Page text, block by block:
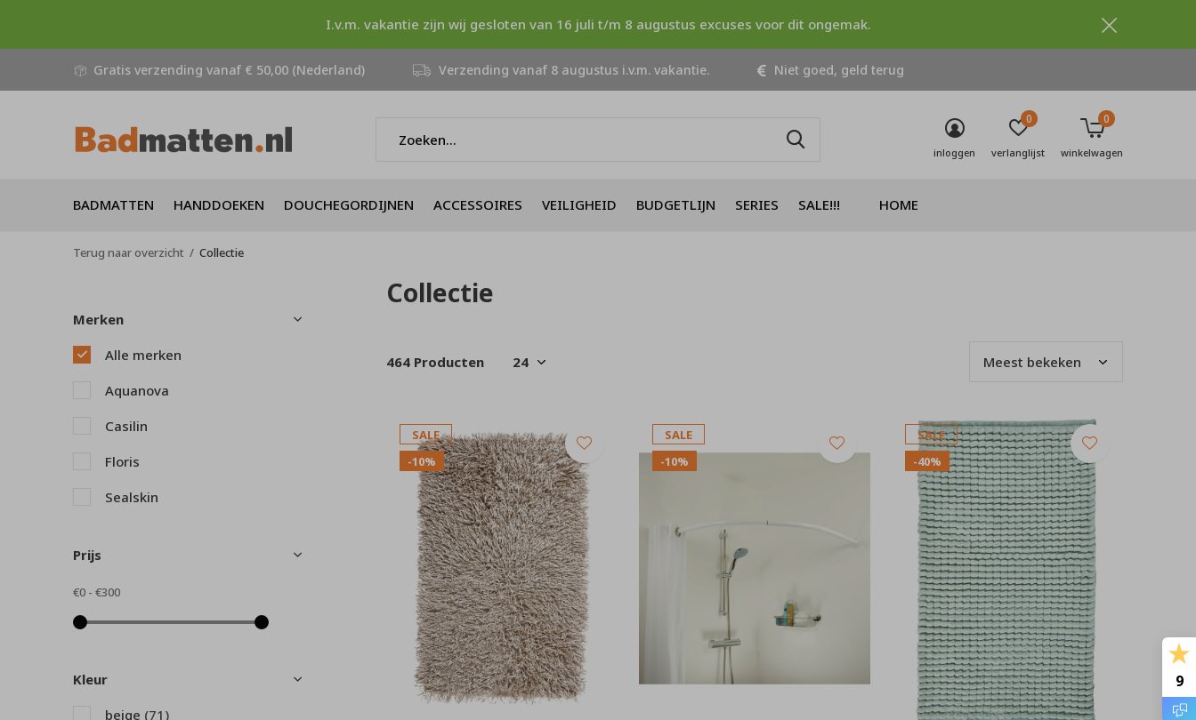
BADMATTEN HANDDOEKEN DOUCHEGORDIJNEN ACCESSOIRES VEILIGHEID BUDGETLIJN SERIES SALE!!! HOME
inloggen verlanglijst
0
winkelwagen
0
Gratis verzending vanaf € 50,00 (Nederland) Verzending vanaf 8 augustus i.v.m. vakantie. Niet goed, geld terug
I.v.m. vakantie zijn wij gesloten van 16 juli t/m 8 augustus excuses voor dit ongemak.
Terug naar overzicht Collectie
Collectie
464 Producten
SALE
-10%
SALE
-10%
SALE
-40%
Merken
Alle merken
Aquanova
Casilin
Floris
Sealskin
Prijs
€0 - €300
Kleur
beige (71)
9